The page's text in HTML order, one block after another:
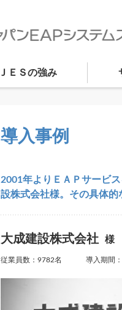
ＪＥＳの強み
導入事例
2001年よりＥＡＰサービ
設株式会社様。その具体
大成建設株式会社 様
従業員数：9782名 導入期間：